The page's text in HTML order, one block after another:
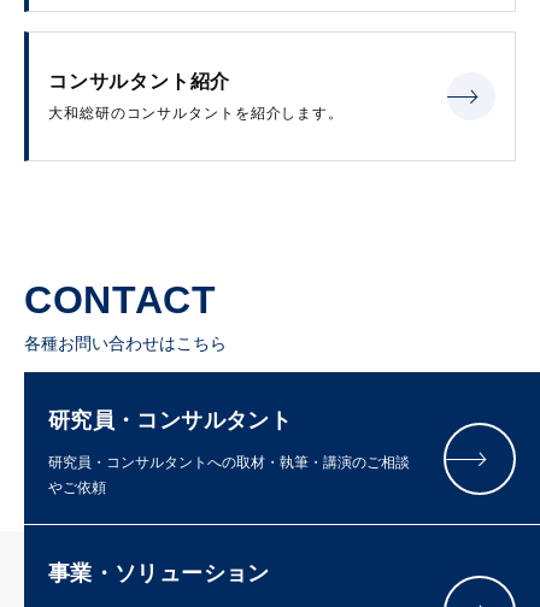
コンサルタント紹介
大和総研のコンサルタントを紹介します。
CONTACT
各種お問い合わせはこちら
研究員・コンサルタント
研究員・コンサルタントへの取材・執筆・講演のご相談
やご依頼
事業・ソリューション